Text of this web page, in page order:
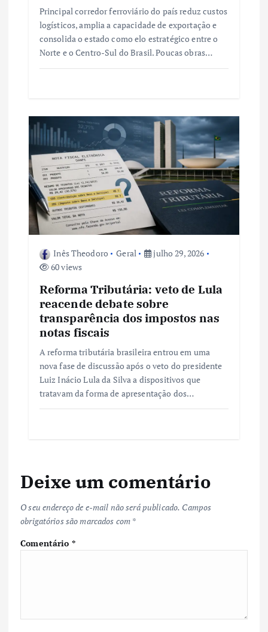
Principal corredor ferroviário do país reduz custos
logísticos, amplia a capacidade de exportação e
consolida o estado como elo estratégico entre o
Norte e o Centro-Sul do Brasil. Poucas obras…
Inês Theodoro Geral
julho 29, 2026
60 views
Reforma Tributária: veto de Lula
reacende debate sobre
transparência dos impostos nas
notas fiscais
A reforma tributária brasileira entrou em uma
nova fase de discussão após o veto do presidente
Luiz Inácio Lula da Silva a dispositivos que
tratavam da forma de apresentação dos…
Deixe um comentário
O seu endereço de e-mail não será publicado. Campos
obrigatórios são marcados com *
Comentário *